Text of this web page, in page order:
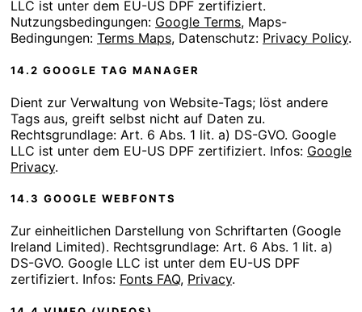
LLC ist unter dem EU-US DPF zertifiziert.
Nutzungsbedingungen: Google Terms, Maps-
Bedingungen: Terms Maps, Datenschutz: Privacy Policy.
14.2 GOOGLE TAG MANAGER
Dient zur Verwaltung von Website-Tags; löst andere
Tags aus, greift selbst nicht auf Daten zu.
Rechtsgrundlage: Art. 6 Abs. 1 lit. a) DS-GVO. Google
LLC ist unter dem EU-US DPF zertifiziert. Infos: Google
Privacy.
14.3 GOOGLE WEBFONTS
Zur einheitlichen Darstellung von Schriftarten (Google
Ireland Limited). Rechtsgrundlage: Art. 6 Abs. 1 lit. a)
DS-GVO. Google LLC ist unter dem EU-US DPF
zertifiziert. Infos: Fonts FAQ, Privacy.